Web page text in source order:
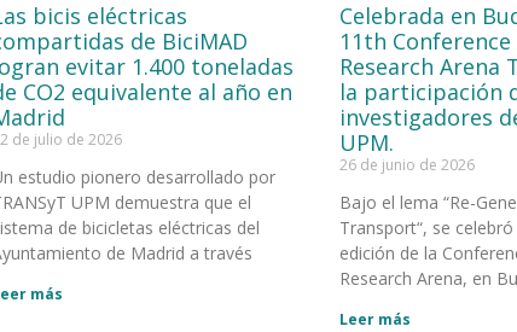
bicis eléctricas
de BiciMAD
evitar 1.400 toneladas
CO2 equivalente al año en
de julio de 2026
estudio pionero desarrollado por
UPM demuestra que el
de bicicletas eléctricas del
de Madrid a través
más
Celebrada en
11th
Research Arena
la participación
investigadores
UPM.
26 de junio de 2026
Bajo el lema “Re-
Transport“, se
edición de la
Research Arena, en
Leer más